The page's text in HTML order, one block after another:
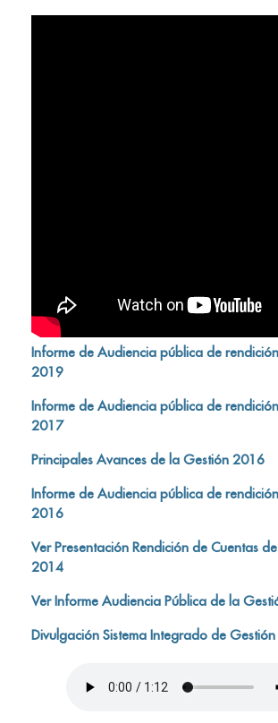
Informe de Audiencia pública de
2019
Informe de Audiencia pública de
2017
Principales Avances de la Gestión 2016
Informe de Audiencia pública de
2016
Ver Presentación Rendición de Cuentas
2014
Ver Informe Audiencia Pública de la
Divulgación Sistema Integrado de Gestión